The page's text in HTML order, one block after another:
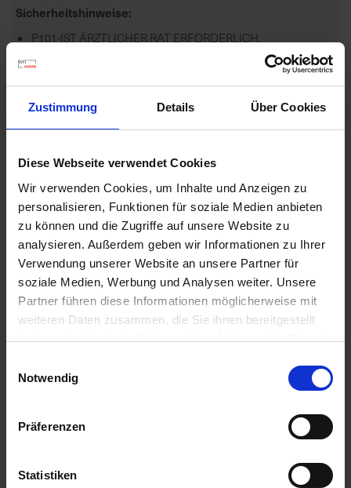
Zustimmung Details Über Cookies
Diese Webseite verwendet Cookies
Wir verwenden Cookies, um Inhalte und Anzeigen zu
personalisieren, Funktionen für soziale Medien anbieten
zu können und die Zugriffe auf unsere Website zu
analysieren. Außerdem geben wir Informationen zu Ihrer
Verwendung unserer Website an unsere Partner für
soziale Medien, Werbung und Analysen weiter. Unsere
Partner führen diese Informationen möglicherweise mit
weiteren Daten zusammen, die Sie ihnen bereitgestellt
haben oder die sie im Rahmen Ihrer Nutzung der Dienste
Notwendig
Präferenzen
Statistiken
Sicherheitshinweise
P101-IST ÄRZTLICHER RAT ERFORDERLICH,
VERPACKUNG ODER KENNZEICHNUNGSETIKETT
BEREITHALTEN.
P102-DARF...
mehr
Zulassungsende
31.10.2028
Zulassungsanfang
06.02.2020
Zulassungsstatus
Zugelassen
Zugelassene Schaderreger
SPRENKELKRANKHEIT, NETZFLECKENKRANKHEIT:
mehr
NB6641-DAS MITTEL WIRD BIS ZU DER HÖCHSTEN
mehr